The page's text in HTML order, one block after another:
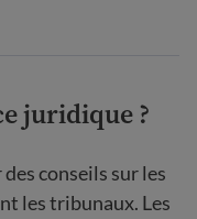
juridique ?
conseils sur les
les tribunaux. Les